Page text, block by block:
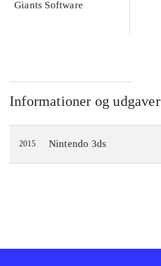
Giants Software
Informationer og udgaver
2015 Nintendo 3ds